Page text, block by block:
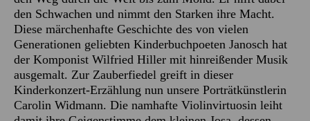
den Schwachen und nimmt den Starken ihre Macht.
Diese märchenhafte Geschichte des von vielen
Generationen geliebten Kinderbuchpoeten Janosch hat
der Komponist Wilfried Hiller mit hinreißender Musik
ausgemalt. Zur Zauberfiedel greift in dieser
Kinderkonzert-Erzählung nun unsere Porträtkünstlerin
Carolin Widmann. Die namhafte Violinvirtuosin leiht